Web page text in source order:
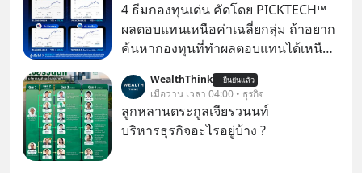
4 ธีมกองทุนเด่น คัดโดย PICKTECH™
ผลตอบแทนเหนือค่าเฉลี่ยกลุ่ม ถ้าอยาก
ค้นหากองทุนที่ทำผลตอบแทนได้เหนือ
ค้นหาข้อมูลและวิเคราะห์เองให้เสีย
เวลา แค่ใช้ PICKTECH™ บนแอป
WealthX ช่วยคัดกองทุนเด่นให้ได้
WealthThink ยืนยันแล้ว
เมื่อวาน เวลา 04:00 • ธุรกิจ
ลูกหลานตระกูลเจียรวนนท์
บริหารธุรกิจอะไรอยู่บ้าง ?